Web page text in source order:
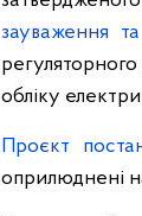
зауваження та
обліку
Проєкт
оприлюднені